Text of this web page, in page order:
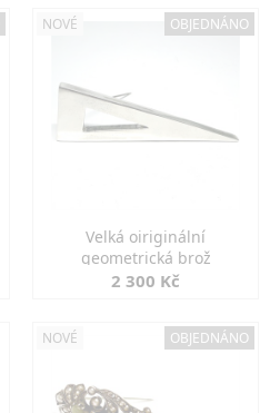
NOVÉ OBJEDNÁNO
Velká oiriginální
geometrická brož
2 300 Kč
NOVÉ OBJEDNÁNO